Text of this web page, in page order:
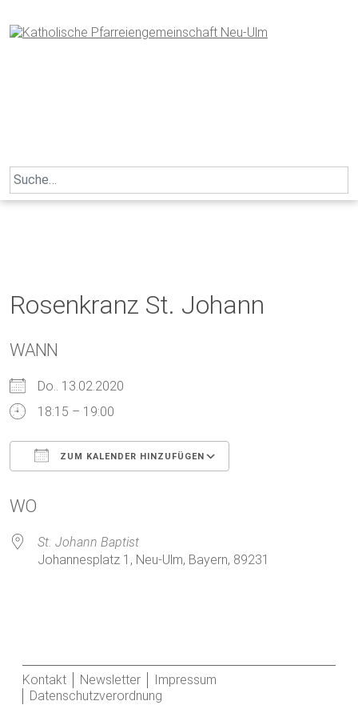
to
content
Search
for:
Rosenkranz St. Johann
WANN
Do.. 13.02.2020
18:15 – 19:00
ZUM KALENDER HINZUFÜGEN
WO
St. Johann Baptist
Johannesplatz 1, Neu-Ulm, Bayern, 89231
Kontakt Newsletter
Impressum
Datenschutzverordnung